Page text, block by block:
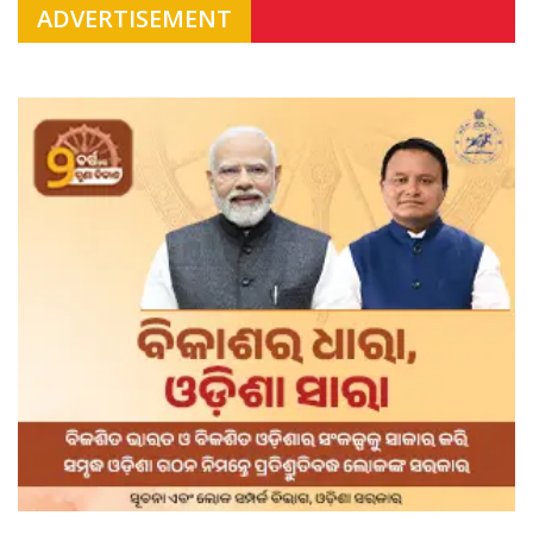
ADVERTISEMENT